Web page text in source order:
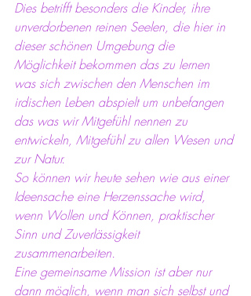
Dies betrifft besonders die Kinder, ihre
unverdorbenen reinen Seelen, die hier in
dieser schönen Umgebung die
Möglichkeit bekommen das zu lernen
was sich zwischen den Menschen im
irdischen Leben abspielt um unbefangen
das was wir Mitgefühl nennen zu
entwickeln, Mitgefühl zu allen Wesen und
zur Natur.
So können wir heute sehen wie aus einer
Ideensache eine Herzenssache wird,
wenn Wollen und Können, praktischer
Sinn und Zuverlässigkeit
zusammenarbeiten.
Eine gemeinsame Mission ist aber nur
dann möglich, wenn man sich selbst und